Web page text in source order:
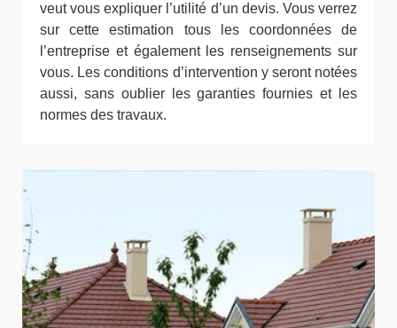
veut vous expliquer l’utilité d’un devis. Vous verrez
sur cette estimation tous les coordonnées de
l’entreprise et également les renseignements sur
vous. Les conditions d’intervention y seront notées
aussi, sans oublier les garanties fournies et les
normes des travaux.